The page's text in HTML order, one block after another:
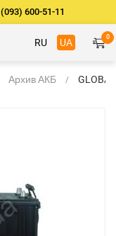
(093) 600-51-11
RU UA 0
Архив АКБ
GLOBAL